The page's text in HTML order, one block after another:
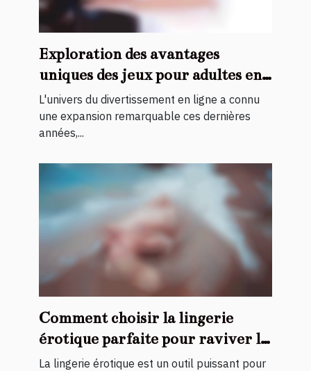
Exploration des avantages
uniques des jeux pour adultes en
ligne
L'univers du divertissement en ligne a connu
une expansion remarquable ces dernières
années,...
Comment choisir la lingerie
érotique parfaite pour raviver la
flamme
La lingerie érotique est un outil puissant pour